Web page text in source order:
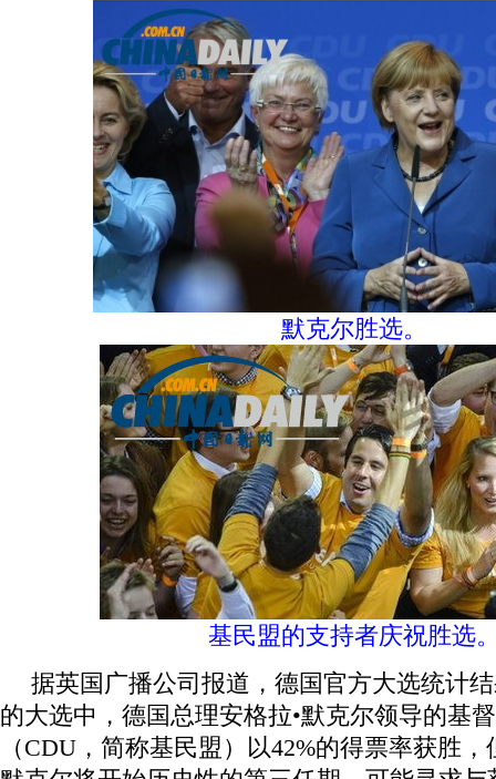
默克尔胜选。
基民盟的支持者庆祝胜选
据英国广播公司报道，德国官方大选统计
的大选中，德国总理安格拉•默克尔领导的基
（CDU，简称基民盟）以42%的得票率获胜